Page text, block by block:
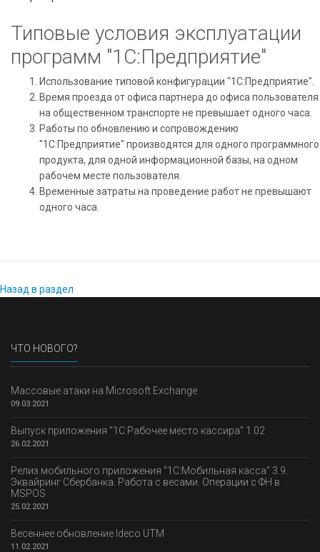
Типовые условия эксплуатации
программ "1С:Предприятие"
Использование типовой конфигурации "1С:Предприятие".
Время проезда от офиса партнера до офиса пользователя
на общественном транспорте не превышает одного часа.
Работы по обновлению и сопровождению
"1С:Предприятие" производятся для одного программного
продукта, для одной информационной базы, на одном
рабочем месте пользователя.
Временные затраты на проведение работ не превышают
одного часа.
Назад в раздел
ЧТО НОВОГО?
Массовые атаки на Microsoft Exchange
09.03.2021
Выпуск приложения "1С:Рабочее место кассира" 1.02
26.02.2021
Релиз мобильного приложения "1С:Мобильная касса" 3.9.
Эквайринг Сбербанка. Работа с весами. Операции с ФН в
MSPOS
25.02.2021
Весеннее обновление Ideco UTM
11.02.2021